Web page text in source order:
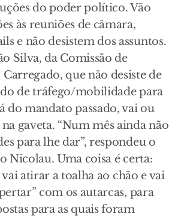
do poder político. Vão
às reuniões de câmara,
e não desistem dos assuntos.
Silva, da Comissão de
que não desiste de
de tráfego/mobilidade para
do mandato passado, vai ou
gaveta. “Num mês ainda não
para lhe dar”, respondeu o
Nicolau. Uma coisa é certa:
vai atirar a toalha ao chão e vai
com os autarcas, para
para as quais foram